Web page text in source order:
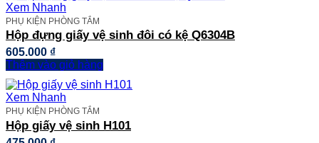
Xem Nhanh
PHỤ KIỆN PHÒNG TẮM
Hộp đựng giấy vệ sinh đôi có kệ Q6304B
605.000 ₫
Thêm vào giỏ hàng
Xem Nhanh
PHỤ KIỆN PHÒNG TẮM
Hộp giấy vệ sinh H101